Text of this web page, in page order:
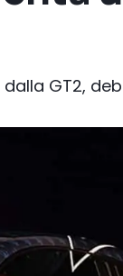
GT2,